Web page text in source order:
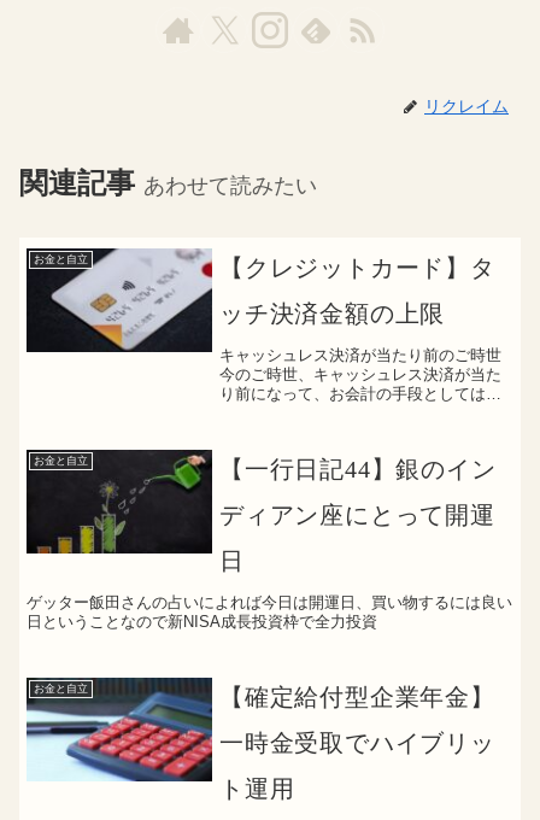
リクレイム
関連記事 あわせて読みたい
お金と自立
【クレジットカード】タ
ッチ決済金額の上限
キャッシュレス決済が当たり前のご時世
今のご時世、キャッシュレス決済が当た
り前になって、お会計の手段としては、
ッチ決済額上限問題そん...
お金と自立
【一行日記44】銀のイン
ディアン座にとって開運
日
ゲッター飯田さんの占いによれば今日は開運日、買い物するには良い
日ということなので新NISA成長投資枠で全力投資
お金と自立
【確定給付型企業年金】
一時金受取でハイブリッ
ト運用